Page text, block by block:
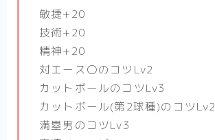
敏捷+20
技術+20
精神+20
対エース〇のコツLv2
カットボールのコツLv3
カットボール(第2球種)のコツLv2
満塁男のコツLv3